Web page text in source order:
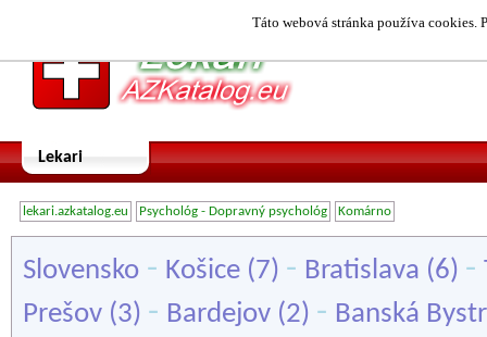
Táto webová stránka používa cookies.
Lekari
lekari.azkatalog.eu Psychológ - Dopravný psychológ Komárno
Slovensko - Košice (7) - Bratislava (6) -
Prešov (3) - Bardejov (2) - Banská